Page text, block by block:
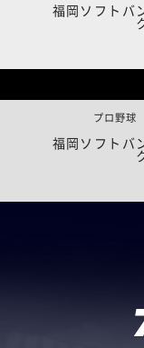
福岡ソフトバ
福岡ソフトバ
プロ野